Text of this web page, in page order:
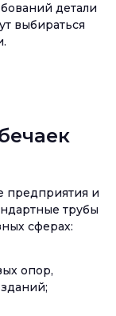
детали
выбираться
предприятия и
трубы
сферах:
опор,